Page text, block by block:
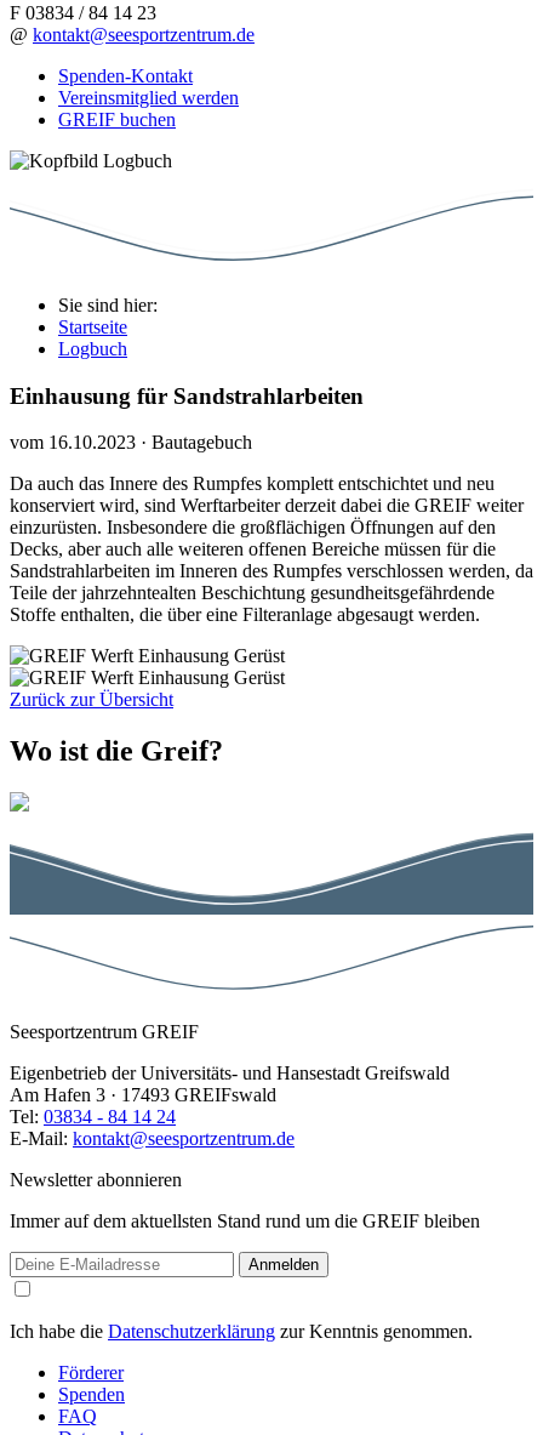
F 03834 / 84 14 23
@ kontakt@seesportzentrum.de
Spenden-Kontakt
Vereinsmitglied werden
GREIF buchen
Sie sind hier:
Startseite
Logbuch
Einhausung für Sandstrahlarbeiten
vom 16.10.2023 · Bautagebuch
Da auch das Innere des Rumpfes komplett entschichtet und neu
konserviert wird, sind Werftarbeiter derzeit dabei die GREIF weiter
einzurüsten. Insbesondere die großflächigen Öffnungen auf den
Decks, aber auch alle weiteren offenen Bereiche müssen für die
Sandstrahlarbeiten im Inneren des Rumpfes verschlossen werden, da
Teile der jahrzehntealten Beschichtung gesundheitsgefährdende
Stoffe enthalten, die über eine Filteranlage abgesaugt werden.
Zurück zur Übersicht
Wo ist die Greif?
Seesportzentrum GREIF
Eigenbetrieb der Universitäts- und Hansestadt Greifswald
Am Hafen 3 · 17493 GREIFswald
Tel: 03834 - 84 14 24
E-Mail: kontakt@seesportzentrum.de
Newsletter abonnieren
Immer auf dem aktuellsten Stand rund um die GREIF bleiben
Anmelden
Ich habe die Datenschutzerklärung zur Kenntnis genommen.
Förderer
Spenden
FAQ